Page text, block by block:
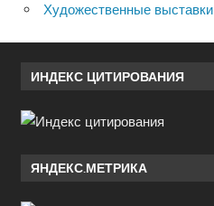
Художественные выставки
ИНДЕКС ЦИТИРОВАНИЯ
ЯНДЕКС.МЕТРИКА